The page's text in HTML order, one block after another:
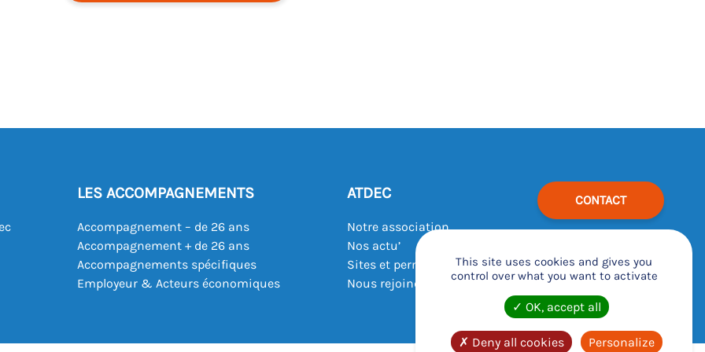
LES ACCOMPAGNEMENTS
Accompagnement – de 26 ans
Accompagnement + de 26 ans
Accompagnements spécifiques
Employeur & Acteurs économiques
ATDEC
Notre association
Nos actu’
Sites et permanences
Nous rejoindre
CONTACT
This site uses cookies and gives you
control over what you want to activate
OK, accept all
Deny all cookies Personalize